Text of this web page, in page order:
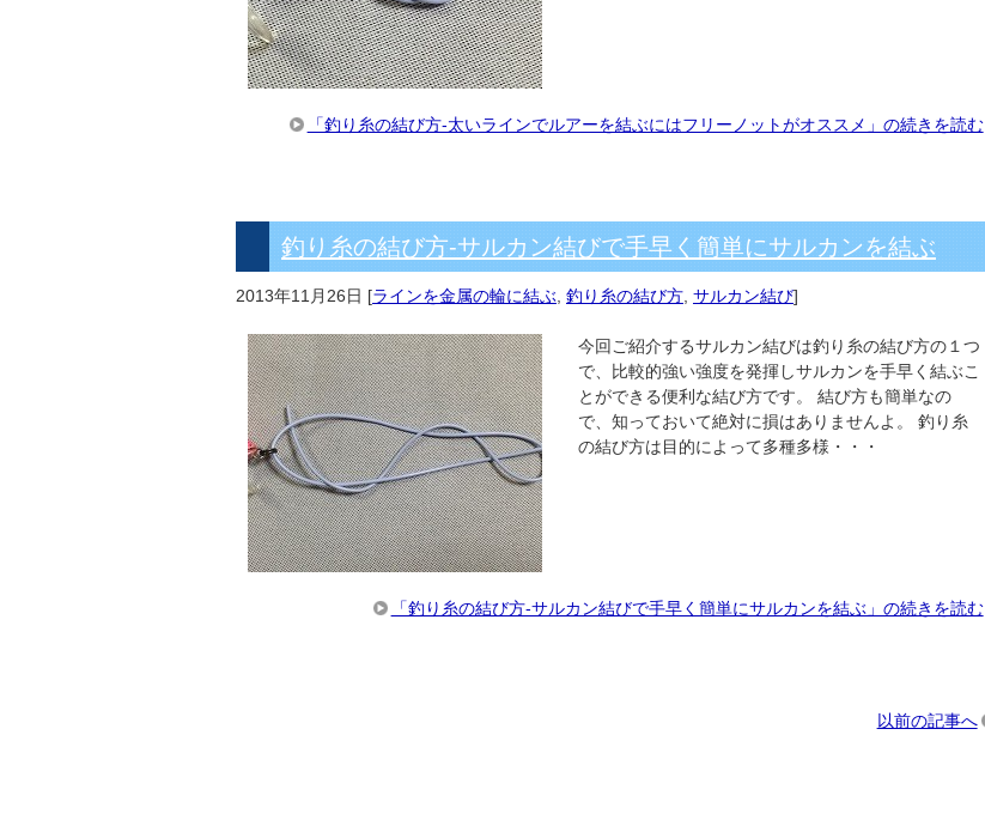
「釣り糸の結び方-太いラインでルアーを結ぶにはフリーノットがオススメ」の続きを読む
釣り糸の結び方-サルカン結びで手早く簡単にサルカンを結ぶ
2013年11月26日 [ラインを金属の輪に結ぶ 釣り糸の結び方 サルカン結び]
今回ご紹介するサルカン結びは釣り糸の結び方の１つ
で、比較的強い強度を発揮しサルカンを手早く結ぶこ
とができる便利な結び方です。 結び方も簡単なの
で、知っておいて絶対に損はありませんよ。 釣り糸
の結び方は目的によって多種多様・・・
「釣り糸の結び方-サルカン結びで手早く簡単にサルカンを結ぶ」の続きを読む
以前の記事へ